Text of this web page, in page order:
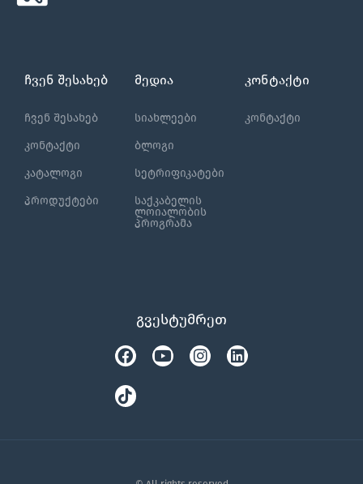
ჩვენ შესახებ
ჩვენ შესახებ
კონტაქტი
კატალოგი
პროდუქტები
მედია
სიახლეები
ბლოგი
სეტრიფიკატები
საქკაბელის
ლოიალობის
პროგრამა
კონტაქტი
კონტაქტი
გვესტუმრეთ
FacebookYoutubeInstagramLinkedin
Tiktok